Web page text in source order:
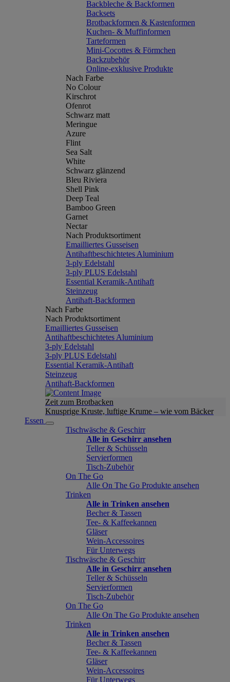
Backbleche & Backformen
Backsets
Brotbackformen & Kastenformen
Kuchen- & Muffinformen
Tarteformen
Mini-Cocottes & Förmchen
Backzubehör
Online-exklusive Produkte
Nach Farbe
No Colour
Kirschrot
Ofenrot
Schwarz matt
Meringue
Azure
Flint
Sea Salt
White
Schwarz glänzend
Bleu Riviera
Shell Pink
Deep Teal
Bamboo Green
Garnet
Nectar
Nach Produktsortiment
Emailliertes Gusseisen
Antihaftbeschichtetes Aluminium
3-ply Edelstahl
3-ply PLUS Edelstahl
Essential Keramik-Antihaft
Steinzeug
Antihaft-Backformen
Nach Farbe
Nach Produktsortiment
Emailliertes Gusseisen
Antihaftbeschichtetes Aluminium
3-ply Edelstahl
3-ply PLUS Edelstahl
Essential Keramik-Antihaft
Steinzeug
Antihaft-Backformen
Zeit zum Brotbacken
Knusprige Kruste, luftige Krume – wie vom Bäcker
Essen
Tischwäsche & Geschirr
Alle in Geschirr ansehen
Teller & Schüsseln
Servierformen
Tisch-Zubehör
On The Go
Alle On The Go Produkte ansehen
Trinken
Alle in Trinken ansehen
Becher & Tassen
Tee- & Kaffeekannen
Gläser
Wein-Accessoires
Für Unterwegs
Tischwäsche & Geschirr
Alle in Geschirr ansehen
Teller & Schüsseln
Servierformen
Tisch-Zubehör
On The Go
Alle On The Go Produkte ansehen
Trinken
Alle in Trinken ansehen
Becher & Tassen
Tee- & Kaffeekannen
Gläser
Wein-Accessoires
Für Unterwegs